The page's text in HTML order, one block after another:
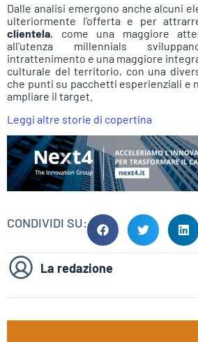
Dalle analisi emergono anche alcuni
ulteriormente l’offerta e per
clientela, come una maggiore
all’utenza millennials
intrattenimento e una maggiore
culturale del territorio, con una
che punti su pacchetti esperienziali e
ampliare il target.
Leggi altre storie di copertina
CONDIVIDI SU:
La redazione